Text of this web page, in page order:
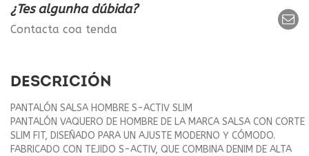
¿Tes algunha dúbida?
Contacta coa tenda
DESCRICIÓN
PANTALÓN SALSA HOMBRE S-ACTIV SLIM
PANTALÓN VAQUERO DE HOMBRE DE LA MARCA SALSA CON CORTE
SLIM FIT, DISEÑADO PARA UN AJUSTE MODERNO Y CÓMODO.
FABRICADO CON TEJIDO S-ACTIV, QUE COMBINA DENIM DE ALTA